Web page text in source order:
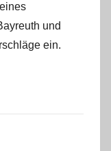
und
ein.